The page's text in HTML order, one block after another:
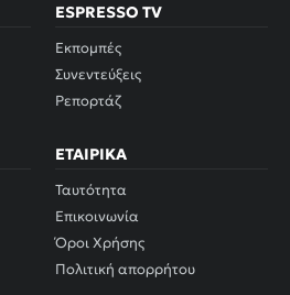
ESPRESSO TV
Εκπομπές
Συνεντεύξεις
Ρεπορτάζ
ΕΤΑΙΡΙΚΆ
Ταυτότητα
Επικοινωνία
Όροι Χρήσης
Πολιτική απορρήτου